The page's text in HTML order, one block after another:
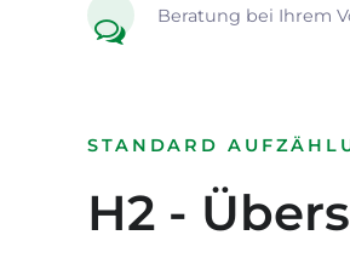
Beratung bei Ihrem
STANDARD
H2 -